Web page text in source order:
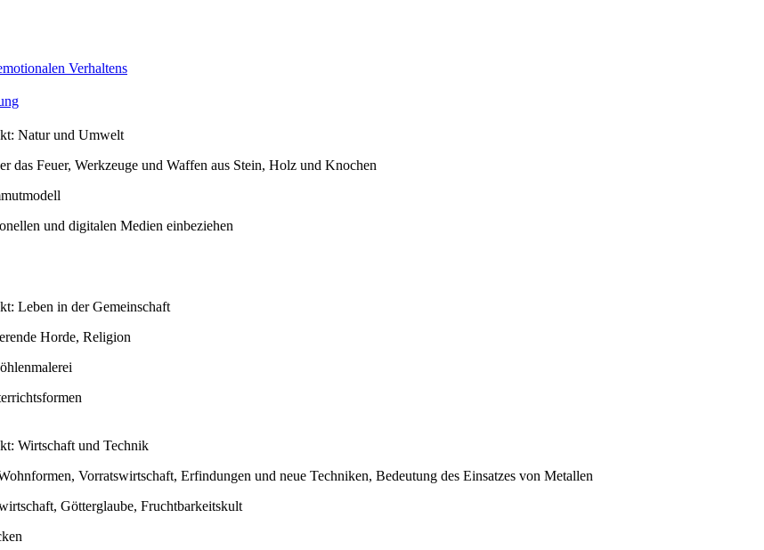
Verhaltens
Natur und Umwelt
das Feuer, Werkzeuge und Waffen aus Stein, Holz und Knochen
und digitalen Medien einbeziehen
Leben in der Gemeinschaft
Horde, Religion
Wirtschaft und Technik
Vorratswirtschaft, Erfindungen und neue Techniken, Bedeutung des Einsatzes von Metallen
Götterglaube, Fruchtbarkeitskult